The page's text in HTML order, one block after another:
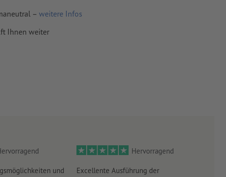
– weitere Infos
Ihnen weiter
und
Hervorragend
Excellente Ausführung der